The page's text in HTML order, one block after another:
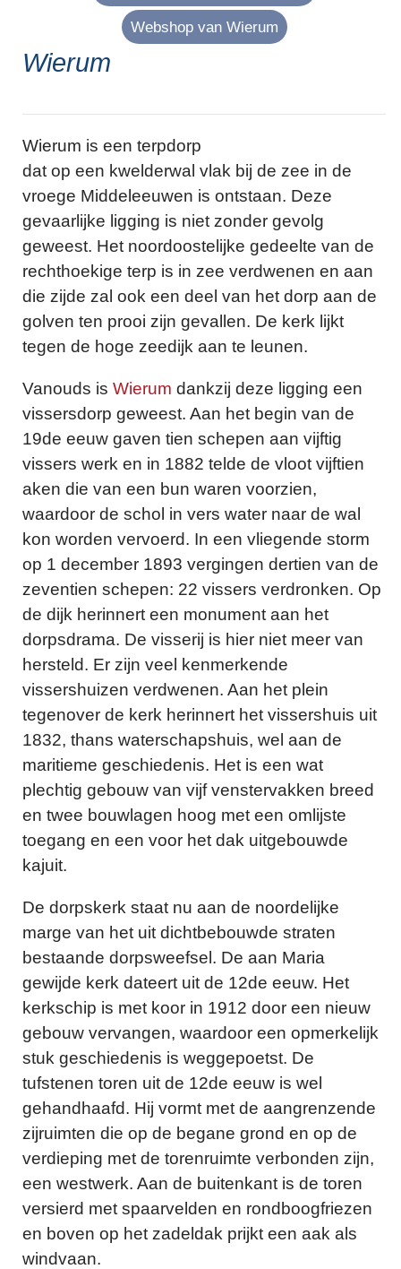
Webshop van Wierum
Wierum
Wierum is een terpdorp
dat op een kwelderwal vlak bij de zee in de
vroege Middeleeuwen is ontstaan. Deze
gevaarlijke ligging is niet zonder gevolg
geweest. Het noordoostelijke gedeelte van de
rechthoekige terp is in zee verdwenen en aan
die zijde zal ook een deel van het dorp aan de
golven ten prooi zijn gevallen. De kerk lijkt
tegen de hoge zeedijk aan te leunen.
Vanouds is Wierum dankzij deze ligging een
vissersdorp geweest. Aan het begin van de
19de eeuw gaven tien schepen aan vijftig
vissers werk en in 1882 telde de vloot vijftien
aken die van een bun waren voorzien,
waardoor de schol in vers water naar de wal
kon worden vervoerd. In een vliegende storm
op 1 december 1893 vergingen dertien van de
zeventien schepen: 22 vissers verdronken. Op
de dijk herinnert een monument aan het
dorpsdrama. De visserij is hier niet meer van
hersteld. Er zijn veel kenmerkende
vissershuizen verdwenen. Aan het plein
tegenover de kerk herinnert het vissershuis uit
1832, thans waterschapshuis, wel aan de
maritieme geschiedenis. Het is een wat
plechtig gebouw van vijf venstervakken breed
en twee bouwlagen hoog met een omlijste
toegang en een voor het dak uitgebouwde
kajuit.
De dorpskerk staat nu aan de noordelijke
marge van het uit dichtbebouwde straten
bestaande dorpsweefsel. De aan Maria
gewijde kerk dateert uit de 12de eeuw. Het
kerkschip is met koor in 1912 door een nieuw
gebouw vervangen, waardoor een opmerkelijk
stuk geschiedenis is weggepoetst. De
tufstenen toren uit de 12de eeuw is wel
gehandhaafd. Hij vormt met de aangrenzende
zijruimten die op de begane grond en op de
verdieping met de torenruimte verbonden zijn,
een westwerk. Aan de buitenkant is de toren
versierd met spaarvelden en rondboogfriezen
en boven op het zadeldak prijkt een aak als
windvaan.